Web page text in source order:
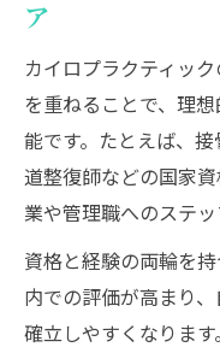
ア
カイロプラクティッ
を重ねることで、理
能です。たとえば、
道整復師などの国家
業や管理職へのステ
資格と経験の両輪を
内での評価が高まり
確立しやすくなりま